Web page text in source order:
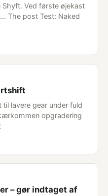
Ved første øjekast
The post Test: Naked
lavere gear under fuld
opgradering
– gør indtaget af